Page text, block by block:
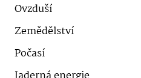
Ovzduší
Zemědělství
Počasí